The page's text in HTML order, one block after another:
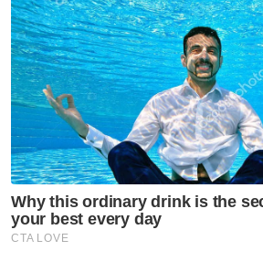
penerbangan ke Jakarta,
Surabaya, Medan,
Yogyakarta dari Lapangan
Antarabangsa Kuala Lumpur
dikendalikan oleh Malaysia
Banda Aceh dan Medan dari
yang dikendalikan oleh Firefly.
Bersempena dengan
ke Medan, Firefly turut
memorandum persefahaman